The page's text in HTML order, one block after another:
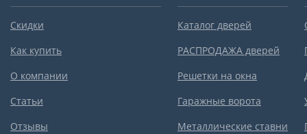
Скидки
Как купить
О компании
Статьи
Отзывы
Каталог дверей
РАСПРОДАЖА дверей
Решетки на окна
Гаражные ворота
Металлические ставни